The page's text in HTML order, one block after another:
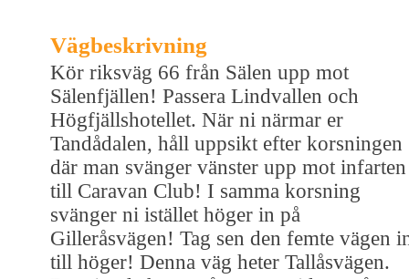
Vägbeskrivning
Kör riksväg 66 från Sälen upp mot
Sälenfjällen! Passera Lindvallen och
Högfjällshotellet. När ni närmar er
Tandådalen, håll uppsikt efter korsningen
där man svänger vänster upp mot infarten
till Caravan Club! I samma korsning
svänger ni istället höger in på
Gilleråsvägen! Tag sen den femte vägen
till höger! Denna väg heter Tallåsvägen.